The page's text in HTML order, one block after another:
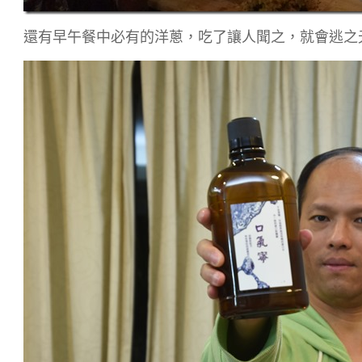
還有早午餐中必有的洋蔥，吃了讓人聞之，就會逃之